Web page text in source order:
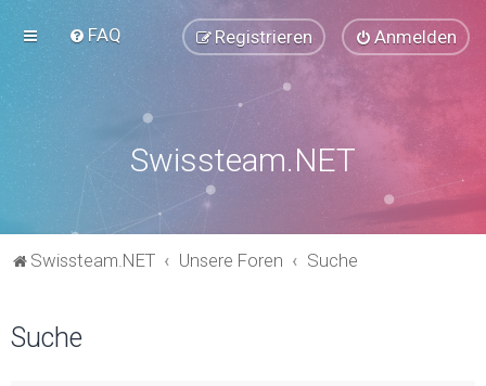
FAQ Anmelden
Registrieren
Swissteam.NET
Swissteam.NET Unsere Foren Suche
Suche